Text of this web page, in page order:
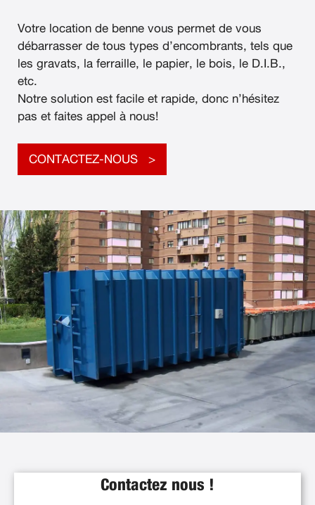
Votre location de benne vous permet de vous
débarrasser de tous types d’encombrants, tels que
les gravats, la ferraille, le papier, le bois, le D.I.B.,
etc.
Notre solution est facile et rapide, donc n’hésitez
pas et faites appel à nous!
CONTACTEZ-NOUS
Contactez nous !